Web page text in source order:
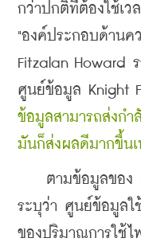
กว่าปกติที่ต้องใช้เ
"องค์ประกอบด้านค
Fitzalan Howard
ศูนย์ข้อมูล Knight
ข้อมูลสามารถส่งกำ
มันก็ส่งผลดีมากขึ้นเ
ตามข้อมูลของ
ระบุว่า ศูนย์ข้อมูลใ
ของปริมาณการใช้